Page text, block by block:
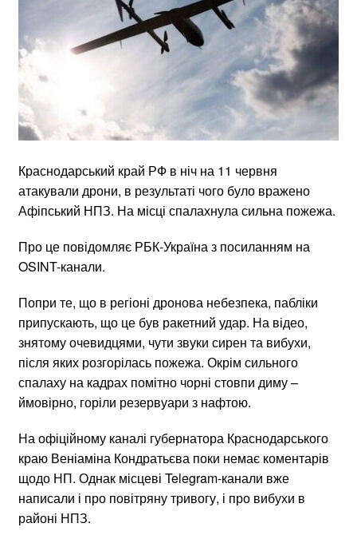
Краснодарський край РФ в ніч на 11 червня
атакували дрони, в результаті чого було вражено
Афіпський НПЗ. На місці спалахнула сильна пожежа.
Про це повідомляє РБК-Україна з посиланням на
OSINT-канали.
Попри те, що в регіоні дронова небезпека, пабліки
припускають, що це був ракетний удар. На відео,
знятому очевидцями, чути звуки сирен та вибухи,
після яких розгорілась пожежа. Окрім сильного
спалаху на кадрах помітно чорні стовпи диму –
ймовірно, горіли резервуари з нафтою.
На офіційному каналі губернатора Краснодарського
краю Веніаміна Кондратьєва поки немає коментарів
щодо НП. Однак місцеві Telegram-канали вже
написали і про повітряну тривогу, і про вибухи в
районі НПЗ.